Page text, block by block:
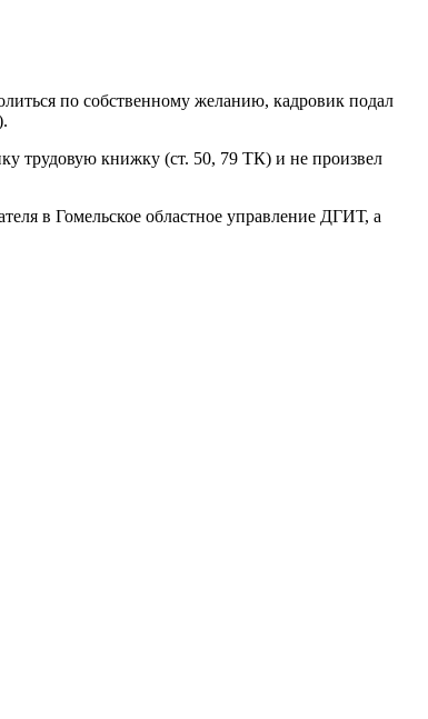
по собственному желанию, кадровик подал
трудовую книжку (ст. 50, 79 ТК) и не произвел
в Гомельское областное управление ДГИТ, а